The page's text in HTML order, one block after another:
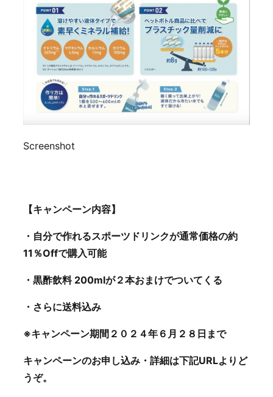
Screenshot
【キャンペーン内容】
・自分で作れるスポーツドリンクが通常価格の約
11％Offで購入可能
・黒酢飲料 200mlが２本おまけでついてくる
・さらに送料込み
※キャンペーン期間２０２４年６月２８日まで
キャンペーンのお申し込み・詳細は下記URLよりど
うぞ。